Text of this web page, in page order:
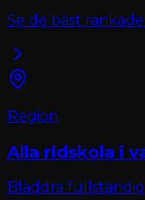
Se de bäst
Region
Alla ridskola i
Bläddra